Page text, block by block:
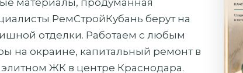
материалы, продуманная
РемСтройКубань берут на
отделки. Работаем с любым
на окраине, капитальный ремонт в
ЖК в центре Краснодара.